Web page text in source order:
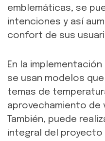
emblemáticas, se
intenciones y así
confort de sus
En la implementación
se usan modelos
temas de
aprovechamiento de
También, puede
integral del proyecto